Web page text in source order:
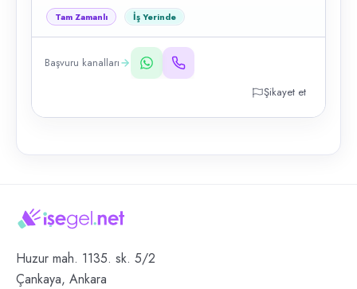
Tam Zamanlı İş Yerinde
Başvuru kanalları
Şikayet et
Huzur mah. 1135. sk. 5/2
Çankaya, Ankara